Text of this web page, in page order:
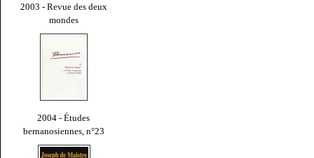
2003 - Revue des deux
mondes
2004 - Études
bernanosiennes, n°23